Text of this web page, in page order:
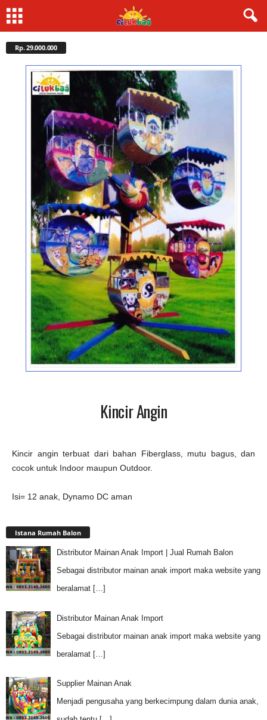
Rp. 29.000.000
Kincir Angin
Kincir angin terbuat dari bahan Fiberglass, mutu bagus, dan
cocok untuk Indoor maupun Outdoor.
Isi= 12 anak, Dynamo DC aman
Istana Rumah Balon
Distributor Mainan Anak Import | Jual Rumah Balon
Sebagai distributor mainan anak import maka website yang
beralamat […]
Distributor Mainan Anak Import
Sebagai distributor mainan anak import maka website yang
beralamat […]
Supplier Mainan Anak
Menjadi pengusaha yang berkecimpung dalam dunia anak,